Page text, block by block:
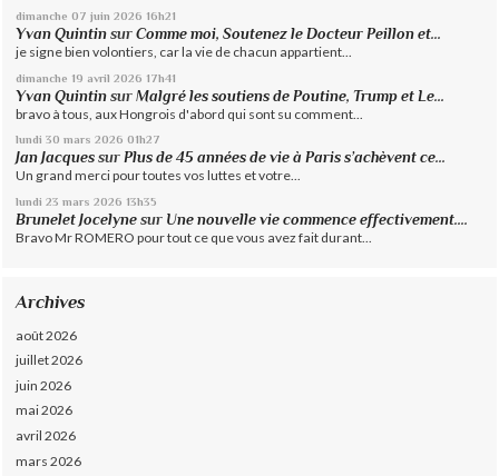
dimanche 07 juin 2026 16h21
Yvan Quintin surComme moi, Soutenez le Docteur Peillon et...
je signe bien volontiers, car la vie de chacun appartient...
dimanche 19 avril 2026 17h41
Yvan Quintin surMalgré les soutiens de Poutine, Trump et Le...
bravo à tous, aux Hongrois d'abord qui sont su comment...
lundi 30 mars 2026 01h27
Jan Jacques surPlus de 45 années de vie à Paris s’achèvent ce...
Un grand merci pour toutes vos luttes et votre...
lundi 23 mars 2026 13h35
Brunelet Jocelyne sur Une nouvelle vie commence effectivement....
Bravo Mr ROMERO pour tout ce que vous avez fait durant...
Archives
août 2026
juillet 2026
juin 2026
mai 2026
avril 2026
mars 2026